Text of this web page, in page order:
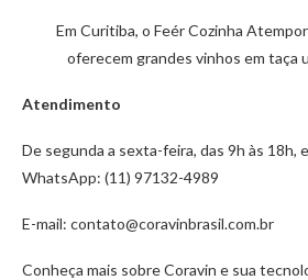
Em Curitiba, o Feér Cozinha
oferecem grandes vinhos em taça
Atendimento
De segunda a sexta-feira, das 9h às 18h,
WhatsApp: (11) 97132-4989
E-mail: contato@coravinbrasil.com.br
Conheça mais sobre Coravin e sua